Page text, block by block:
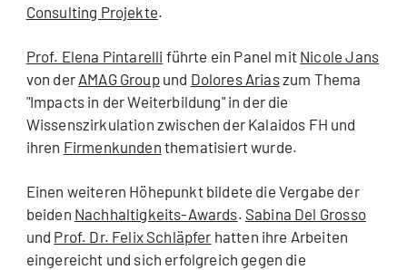
Consulting Projekte.
Prof. Elena Pintarelli führte ein Panel mit Nicole Jans
von der AMAG Groupund Dolores Ariaszum Thema
"Impacts in der Weiterbildung" in der die
Wissenszirkulation zwischen der Kalaidos FH und
ihren Firmenkunden thematisiert wurde.
Einen weiteren Höhepunkt bildete die Vergabe der
beiden Nachhaltigkeits-Awards. Sabina Del Grosso
und Prof. Dr. Felix Schläpfer hatten ihre Arbeiten
eingereicht und sich erfolgreich gegen die